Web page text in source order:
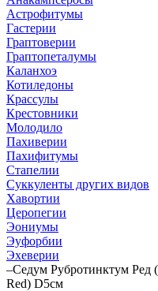
Астрофитумы
Гастерии
Граптоверии
Граптопеталумы
Каланхоэ
Котиледоны
Крассулы
Крестовники
Молодило
Пахиверии
Пахифитумы
Стапелии
Суккуленты других видов
Хавортии
Церопегии
Эониумы
Эуфорбии
Эхеверии
–Седум Рубротинктум Ред
Red) D5см